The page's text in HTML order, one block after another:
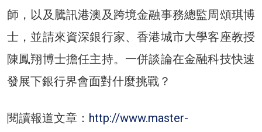
師，以及騰訊港澳及跨境金融事務總監周頌琪博
士，並請來資深銀行家、香港城市大學客座教授
陳鳳翔博士擔任主持。一併談論在金融科技快速
發展下銀行界會面對什麼挑戰？
閱讀報道文章： http://www.master-